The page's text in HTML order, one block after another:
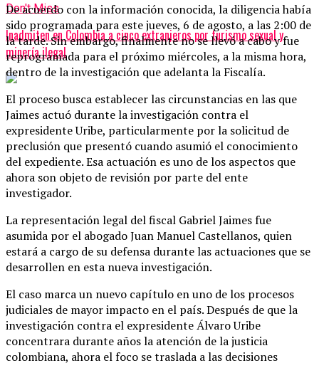
Don't Miss
Inadmiten en Colombia a cinco extranjeros por turismo sexual y
minería ilegal
De acuerdo con la información conocida, la diligencia había
sido programada para este jueves, 6 de agosto, a las 2:00 de
la tarde. Sin embargo, finalmente no se llevó a cabo y fue
reprogramada para el próximo miércoles, a la misma hora,
dentro de la investigación que adelanta la Fiscalía.
El proceso busca establecer las circunstancias en las que
Jaimes actuó durante la investigación contra el
expresidente Uribe, particularmente por la solicitud de
preclusión que presentó cuando asumió el conocimiento
del expediente. Esa actuación es uno de los aspectos que
ahora son objeto de revisión por parte del ente
investigador.
La representación legal del fiscal Gabriel Jaimes fue
asumida por el abogado Juan Manuel Castellanos, quien
estará a cargo de su defensa durante las actuaciones que se
desarrollen en esta nueva investigación.
El caso marca un nuevo capítulo en uno de los procesos
judiciales de mayor impacto en el país. Después de que la
investigación contra el expresidente Álvaro Uribe
concentrara durante años la atención de la justicia
colombiana, ahora el foco se traslada a las decisiones